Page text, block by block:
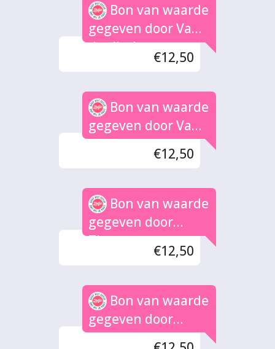
Bon van waarde
gegeven door Van
der linde
€12,50
Bon van waarde
gegeven door Van
gurp
€12,50
Bon van waarde
gegeven door
Timmer
€12,50
Bon van waarde
gegeven door
Jellema